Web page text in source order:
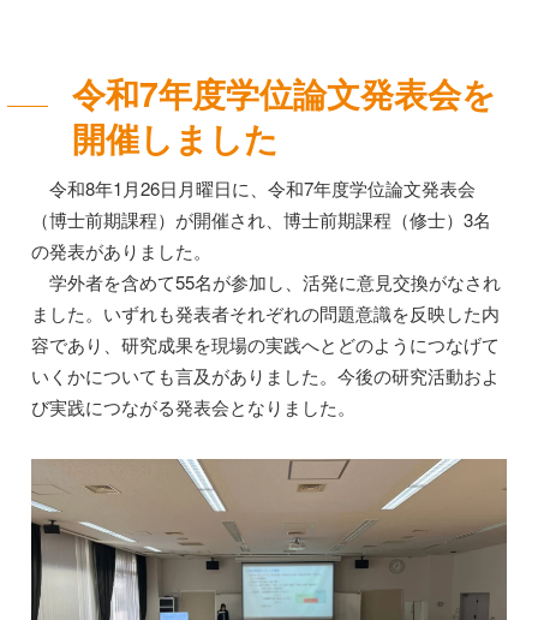
令和7年度学位論文発表会を
開催しました
令和8年1月26日月曜日に、令和7年度学位論文発表会
（博士前期課程）が開催され、博士前期課程（修士）3名
の発表がありました。
学外者を含めて55名が参加し、活発に意見交換がなされ
ました。いずれも発表者それぞれの問題意識を反映した内
容であり、研究成果を現場の実践へとどのようにつなげて
いくかについても言及がありました。今後の研究活動およ
び実践につながる発表会となりました。